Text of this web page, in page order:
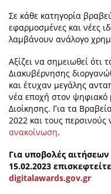
Σε κάθε κατηγορία
εφαρμοσμένες και νέες
λαμβάνουν ανάλογο
Αξίζει να σημειωθεί ότι
Διακυβέρνησης
και έτυχαν μεγάλης
νέα εποχή στον ψηφιακό
Διοίκησης. Για τα
2022 και τους περσινούς
ανακοίνωση.
Για υποβολές
15.02.2023
digitalawards.gov.gr